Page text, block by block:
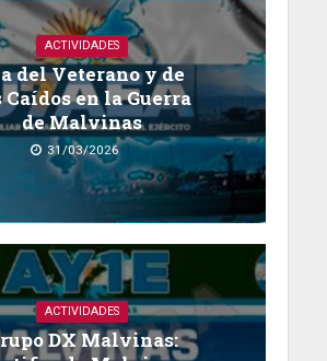
ACTIVIDADES
del Veterano y de
Caídos en la Guerra
de Malvinas
31/03/2026
ACTIVIDADES
DX Malvinas: